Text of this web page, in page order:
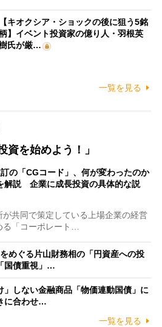
【キオクシア・ショックの後に狙う5銘
】イベント投資家の億り人・羽根英
氏が厳…
一覧を見る
資を始めよう！」
の「CGコード」、何が変わったのか
解説 企業に成長投資の具体的な説
共同で策定している上場企業の経営
る「コーポレート…
めぐる片山財務相の「円資産への投
国債重視」…
」しない金融商品「物価連動国債」に
に合わせ…
一覧を見る